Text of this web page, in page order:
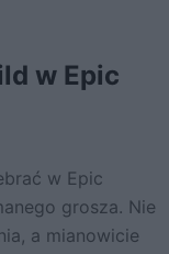
w Epic
w Epic
grosza. Nie
a mianowicie